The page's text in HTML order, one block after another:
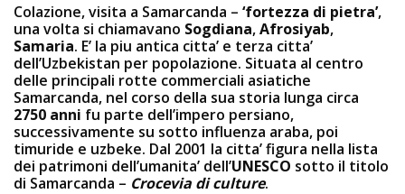
Colazione, visita a Samarcanda – ‘fortezza di pietra’,
una volta si chiamavano Sogdiana,Afrosiyab,
Samaria. E’ la piu antica citta’ e terza citta’
dell’Uzbekistan per popolazione. Situata al centro
delle principali rotte commerciali asiatiche
Samarcanda, nel corso della sua storia lunga circa
2750 anni fu parte dell’impero persiano,
successivamente su sotto influenza araba, poi
timuride e uzbeke. Dal 2001 la citta’ figura nella lista
dei patrimoni dell’umanita’ dell’UNESCO sotto il titolo
di Samarcanda – Crocevia di culture.